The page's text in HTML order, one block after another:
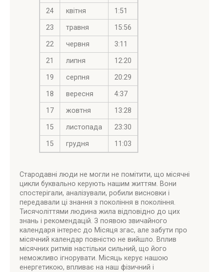
24 квітня 1:51
23 травня 15:56
22 червня 3:11
21 липня 12:20
19 серпня 20:29
18 вересня 4:37
17 жовтня 13:28
15 листопада 23:30
15 грудня 11:03
Стародавні люди не могли не помітити, що місячні
цикли буквально керують нашим життям. Вони
спостерігали, аналізували, робили висновки і
передавали ці знання з покоління в покоління.
Тисячоліттями людина жила відповідно до цих
знань і рекомендацій. З появою звичайного
календаря інтерес до Місяця згас, але забути про
місячний календар повністю не вийшло. Вплив
місячних ритмів настільки сильний, що його
неможливо ігнорувати. Місяць керує нашою
енергетикою, впливає на наш фізичний і